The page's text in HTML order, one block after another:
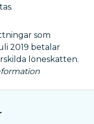
som
2019 betalar
löneskatten.